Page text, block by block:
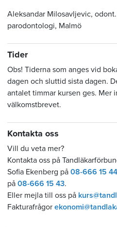
Aleksandar Milosavljevic, odont.
parodontologi, Malmö
Tider
Obs! Tiderna som anges vid
dagen och sluttid sista dagen.
antalet timmar kursen ges. Mer
välkomstbrevet.
Kontakta oss
Vill du veta mer?
Kontakta oss på
Sofia Ekenberg på 08-666 15 44
på 08-666 15 43.
Eller mejla till oss på
Fakturafrågor